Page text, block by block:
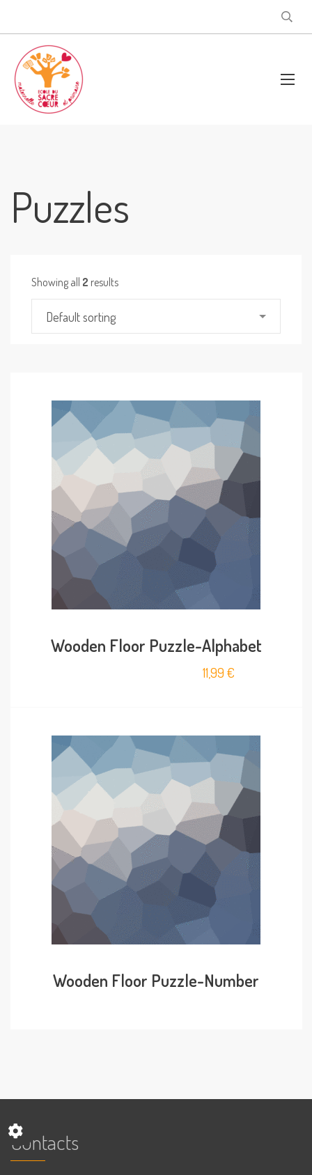
Puzzles
Showing all 2 results
Default sorting
Wooden Floor Puzzle-Alphabet
11,99 €
Wooden Floor Puzzle-Number
Contacts